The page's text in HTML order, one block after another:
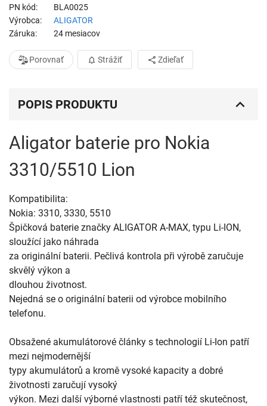
PN kód
BLA0025
Výrobca
ALIGATOR
Záruka
24 mesiacov
Porovnať Strážiť Zdieľať
POPIS PRODUKTU
Aligator baterie pro Nokia
3310/5510 Lion
Kompatibilita:
Nokia: 3310, 3330, 5510
Špičková baterie značky ALIGATOR A-MAX, typu Li-ION,
sloužící jako náhrada
za originální baterii. Pečlivá kontrola při výrobě zaručuje
skvělý výkon a
dlouhou životnost.
Nejedná se o originální baterii od výrobce mobilního
telefonu.
Obsažené akumulátorové články s technologií Li-Ion patří
mezi nejmodernější
typy akumulátorů a kromě vysoké kapacity a dobré
životnosti zaručují vysoký
výkon. Mezi další výborné vlastnosti patří též skutečnost,